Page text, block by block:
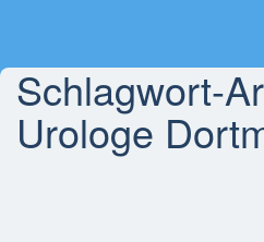
Schlagwort-
Urologe